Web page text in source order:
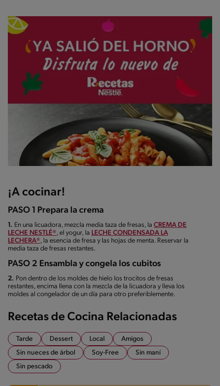
¡A cocinar!
PASO 1 Prepara la crema
1. En una licuadora, mezcla media taza de fresas, la CREMA DE
LECHE NESTLÉ®, el yogur, la LECHE CONDENSADA LA
LECHERA®, la esencia de fresa y las hojas de menta. Reservar la
media taza de fresas restantes.
PASO 2 Ensambla y congela los cubitos
2. Pon dentro de los moldes de hielo los trocitos de fresas
restantes, encima llena con la mezcla de la licuadora y lleva los
moldes al congelador de un día para otro preferiblemente.
Recetas de Cocina Relacionadas
Tarde Dessert Local
Amigos
Sin nueces de árbol
Soy-Free
Sin maní
Sin pescado